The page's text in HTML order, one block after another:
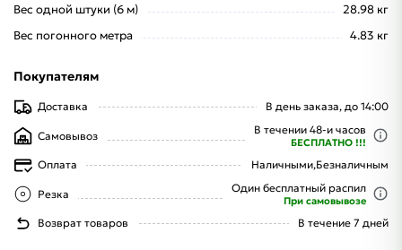
Вес одной штуки (6 м)
28.98 кг
Вес погонного метра
4.83 кг
Покупателям
Доставка В день заказа, до 14:00
Самовывоз В течении 48-и часов
БЕСПЛАТНО !!!
Оплата Наличными,Безналичным
Резка Один бесплатный распил
При самовывозе
Возврат товаров В течение 7 дней